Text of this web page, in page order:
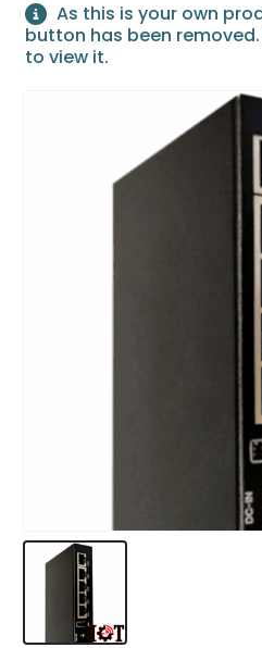
As this is your own
button has been
to view it.